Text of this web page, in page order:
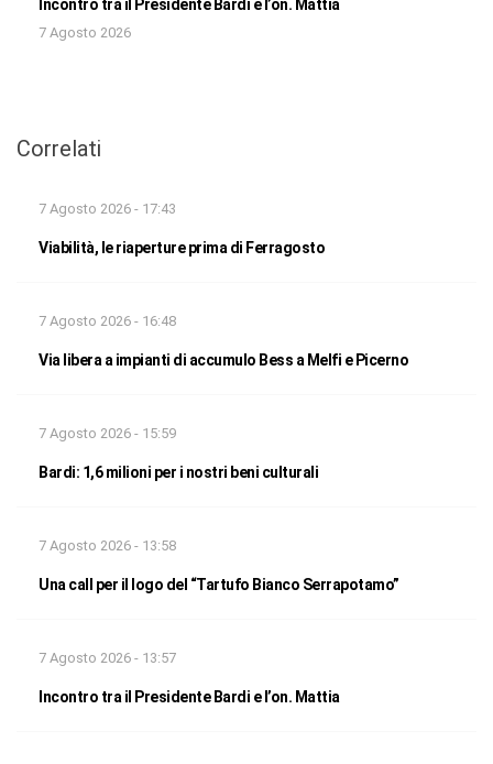
Incontro tra il Presidente Bardi e l’on. Mattia
7 Agosto 2026
Correlati
7 Agosto 2026 - 17:43
Viabilità, le riaperture prima di Ferragosto
7 Agosto 2026 - 16:48
Via libera a impianti di accumulo Bess a Melfi e Picerno
7 Agosto 2026 - 15:59
Bardi: 1,6 milioni per i nostri beni culturali
7 Agosto 2026 - 13:58
Una call per il logo del “Tartufo Bianco Serrapotamo”
7 Agosto 2026 - 13:57
Incontro tra il Presidente Bardi e l’on. Mattia